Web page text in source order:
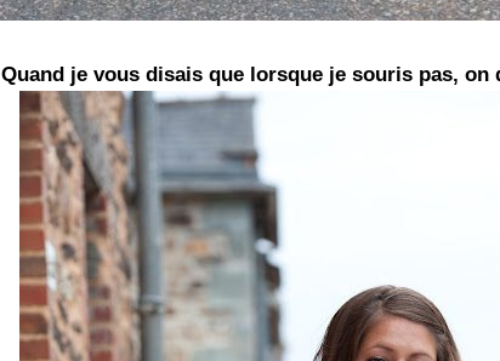
Quand je vous disais que lorsque je souris pas, on